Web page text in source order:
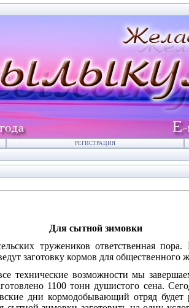
РЕГИСТРАЦИЯ
Для сытной зимовки
тружеников ответственная
заготовку кормов для общественного
технические возможности мы
1100 тонн душистого сена.
дни кормодобывающий отряд будет